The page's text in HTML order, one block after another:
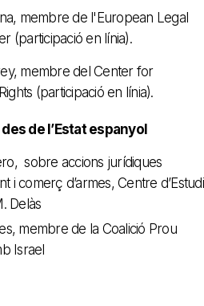
membre de l'European Legal
(participació en línia).
membre del Center for
(participació en línia).
de l’Estat espanyol
sobre accions jurídiques
i comerç d’armes, Centre
Delàs
membre de la Coalició Prou
Israel